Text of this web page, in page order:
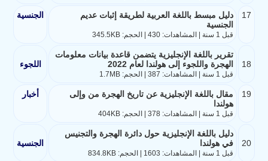
17
دليل مبسط باللغة العربية لطريقة إثبات عديم
الجنسية
قبل 1 سنة | المشاهدات: 430 | الحجم: 345.5KB
الجنسية
18
تقرير باللغة الإنجليزية يتضمن قاعدة بيانات معلومات
الهجرة واللجوء إلى هولندا لعام 2022
قبل 1 سنة | المشاهدات: 387 | الحجم: 1.7MB
اللجوء
19
مقال باللغة الإنجليزية عن تاريخ الهجرة من وإلى
هولندا
قبل 1 سنة | المشاهدات: 378 | الحجم: 404KB
أخبار
20
دليل باللغة الإنجليزية حول دائرة الهجرة والتجنيس
في هولندا
قبل 1 سنة | المشاهدات: 1603 | الحجم: 834.8KB
الجنسية